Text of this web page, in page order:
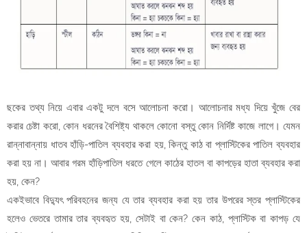
ছকের তথ্য নিয়ে এবার একটু দলে বসে আলোচনা করো। আলোচনার মধ্য দিয়ে খুঁজে বের
করার চেষ্টা করো, কোন ধরনের বৈশিষ্ট্য থাকলে কোনো বস্তু কোন নির্দিষ্ট কাজে লাগে। যেমন
রান্নাবান্নায় ধাতব হাঁড়ি-পাতিল ব্যবহার করা হয়, কিন্তু কাঠ বা প্লাস্টিকের পাতিল ব্যবহার
করা হয় না। আবার গরম হাঁড়িপাতিল ধরতে গেলে কাঠের হাতল বা কাপড়ের হাতা ব্যবহার করা
হয়, কেন?
একইভাবে বিদ্যুৎ পরিবহনের জন্য যে তার ব্যবহার করা হয় তার উপরের স্তর প্লাস্টিকের
হলেও ভেতরে তামার তার ব্যবহৃত হয়, সেটাই বা কেন? কেন কাঠ, প্লাস্টিক বা কাপড় যে